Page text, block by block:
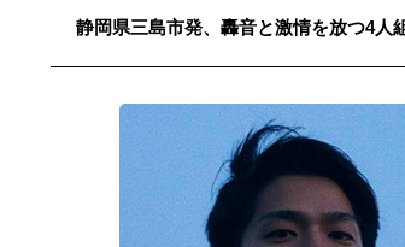
#女性SSW #ロック #男性シンガー #HR/HM
静岡県三島市発、轟音と激情を放つ4人